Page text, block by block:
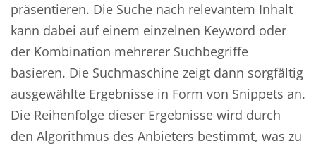
präsentieren. Die Suche nach relevantem Inhalt
kann dabei auf einem einzelnen Keyword oder
der Kombination mehrerer Suchbegriffe
basieren. Die Suchmaschine zeigt dann sorgfältig
ausgewählte Ergebnisse in Form von Snippets an.
Die Reihenfolge dieser Ergebnisse wird durch
den Algorithmus des Anbieters bestimmt, was zu